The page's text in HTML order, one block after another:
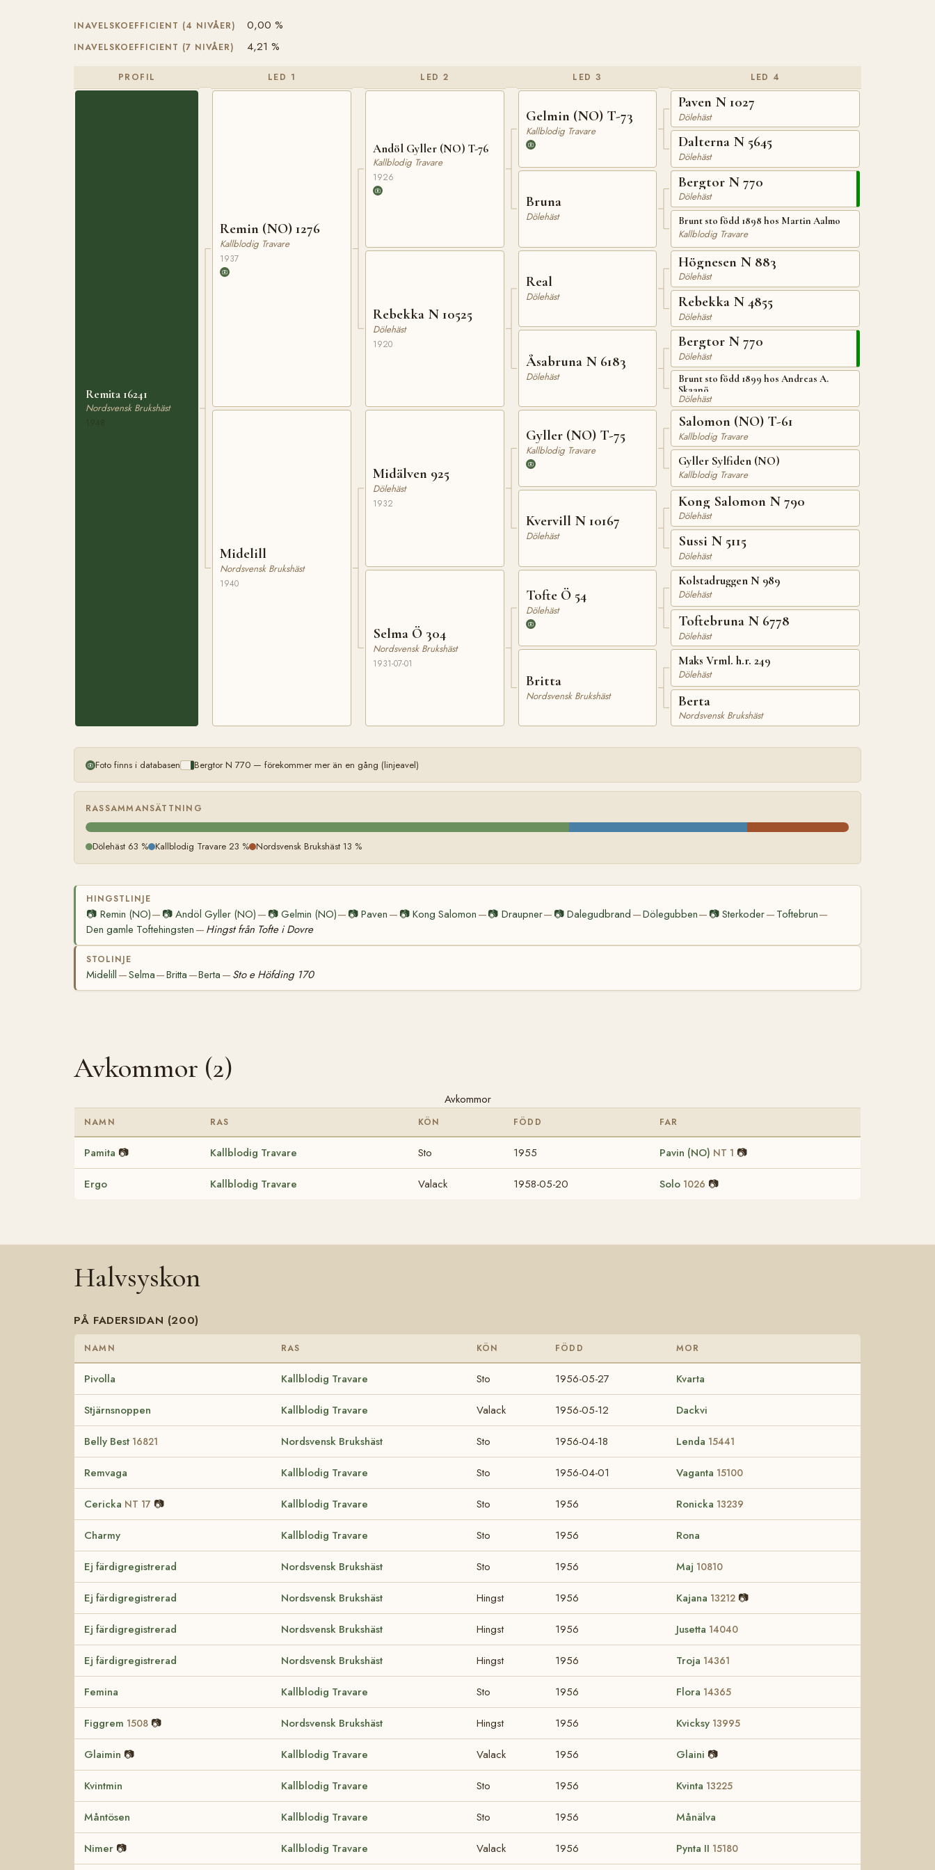
INAVELSKOEFFICIENT (4 NIVÅER) 0,00 %
INAVELSKOEFFICIENT (7 NIVÅER) 4,21 %
PROFIL
Remita 16241
Nordsvensk Brukshäst
LED 1
Remin (NO) 1276
Kallblodig Travare
1937
Midelill
Nordsvensk Brukshäst
1940
LED 2
Andöl Gyller (NO) T-76
Kallblodig Travare
1926
Rebekka N 10525
Dölehäst
1920
Midälven 925
Dölehäst
1932
Selma Ö 304
Nordsvensk Brukshäst
1931-07-01
LED 3
Gelmin (NO) T-73
Kallblodig Travare
Bruna
Dölehäst
Real
Dölehäst
Åsabruna N 6183
Dölehäst
Gyller (NO) T-75
Kallblodig Travare
Kvervill N 10167
Dölehäst
Tofte Ö 54
Dölehäst
Britta
Nordsvensk Brukshäst
LED 4
Paven N 1027
Dölehäst
Dalterna N 5645
Dölehäst
Bergtor N 770
Dölehäst
Brunt sto född 1898 hos Martin Aalmo
Kallblodig Travare
Högnesen N 883
Dölehäst
Rebekka N 4855
Dölehäst
Bergtor N 770
Dölehäst
Brunt sto född 1899 hos Andreas A.
Skaanö
Dölehäst
Salomon (NO) T-61
Kallblodig Travare
Gyller Sylfiden (NO)
Kallblodig Travare
Kong Salomon N 790
Dölehäst
Sussi N 5115
Dölehäst
Kolstadruggen N 989
Dölehäst
Toftebruna N 6778
Dölehäst
Maks Vrml. h.r. 249
Dölehäst
Berta
Nordsvensk Brukshäst
Foto finns i databasen Bergtor N 770 — förekommer mer än en gång (linjeavel)
RASSAMMANSÄTTNING
Dölehäst 63 % Kallblodig Travare 23 % Nordsvensk Brukshäst 13 %
HINGSTLINJE
📷 Remin (NO)— 📷Andöl Gyller (NO) — 📷 Gelmin (NO)— 📷 Paven — 📷Kong Salomon —📷 Draupner— 📷Dalegudbrand —Dölegubben— 📷Sterkoder— Toftebrun—
Den gamle Toftehingsten — Hingst från Tofte i Dovre
STOLINJE
Midelill —Selma—Britta —Berta — Sto e Höfding 170
Avkommor (2)
Avkommor
NAMN RAS KÖN FÖDD FAR
Pamita 📷 Kallblodig Travare Sto 1955 Pavin (NO) NT 1 📷
Ergo Kallblodig Travare Valack 1958-05-20 Solo 1026 📷
Halvsyskon
PÅ FADERSIDAN (200)
NAMN RAS KÖN FÖDD MOR
Pivolla Kallblodig Travare Sto 1956-05-27 Kvarta
Stjärnsnoppen Kallblodig Travare Valack 1956-05-12 Dackvi
Belly Best 16821 Nordsvensk Brukshäst Sto 1956-04-18 Lenda 15441
Remvaga Kallblodig Travare Sto 1956-04-01 Vaganta 15100
Cericka NT 17 📷 Kallblodig Travare Sto 1956 Ronicka 13239
Charmy Kallblodig Travare Sto 1956 Rona
Ej färdigregistrerad Nordsvensk Brukshäst Sto 1956 Maj 10810
Ej färdigregistrerad Nordsvensk Brukshäst Hingst 1956 Kajana 13212 📷
Ej färdigregistrerad Nordsvensk Brukshäst Hingst 1956 Jusetta 14040
Ej färdigregistrerad Nordsvensk Brukshäst Hingst 1956 Troja 14361
Femina Kallblodig Travare Sto 1956 Flora 14365
Figgrem 1508 📷 Nordsvensk Brukshäst Hingst 1956 Kvicksy 13995
Glaimin 📷 Kallblodig Travare Valack 1956 Glaini 📷
Kvintmin Kallblodig Travare Sto 1956 Kvinta 13225
Måntösen Kallblodig Travare Sto 1956 Månälva
Nimer 📷 Kallblodig Travare Valack 1956 Pynta II 15180